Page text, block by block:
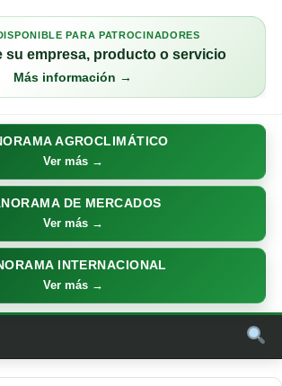
PARA PATROCINADORES
su empresa, producto o servicio
Más información →
AGROCLIMÁTICO
Ver más →
DE MERCADOS
Ver más →
INTERNACIONAL
Ver más →